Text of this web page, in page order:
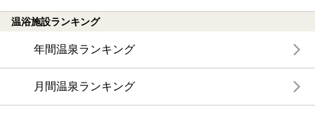
温浴施設ランキング
年間温泉ランキング
月間温泉ランキング